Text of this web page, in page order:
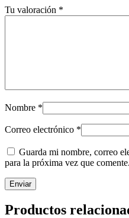
Tu valoración *
Nombre *
Correo electrónico *
Guarda mi nombre, correo
para la próxima vez que comente.
Productos